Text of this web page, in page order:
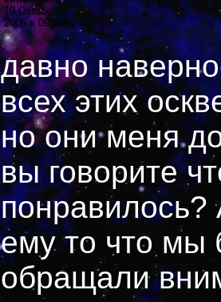
19 October,
2005 в 09:55
давно
всех этих
но они меня
вы говорите
ему то что мы
обращали